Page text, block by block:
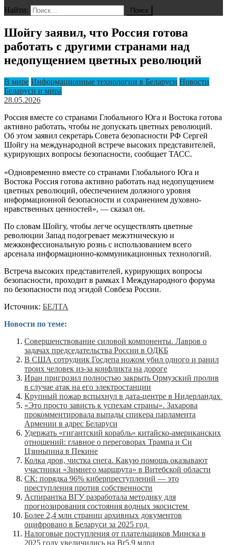
Найти:
Шойгу заявил, что Россия готова
работать с другими странами над
недопущением цветных революций
В мире Информационные технологии в Беларуси Новости
Беларуси и мира
28.05.2026
Россия вместе со странами Глобального Юга и Востока готова
активно работать, чтобы не допускать цветных революций.
Об этом заявил секретарь Совета безопасности РФ Сергей
Шойгу на международной встрече высоких представителей,
курирующих вопросы безопасности, сообщает ТАСС.
«Одновременно вместе со странами Глобального Юга и
Востока Россия готова активно работать над недопущением
цветных революций, обеспечением должного уровня
информационной безопасности и сохранением духовно-
нравственных ценностей», — сказал он.
По словам Шойгу, чтобы легче осуществлять цветные
революции Запад подогревает межэтническую и
межконфессиональную рознь с использованием всего
арсенала информационно-коммуникационных технологий.
Встреча высоких представителей, курирующих вопросы
безопасности, проходит в рамках I Международного форума
по безопасности под эгидой Совбеза России.
Источник: БЕЛТА
Новости по теме:
Совершенствование силовой компоненты. Лавров о
задачах председательства России в ОДКБ
В США сотрудник Госдепа ножом убил одного и ранил
троих человек из-за конфликта на дороге
Иран пригрозил полностью закрыть Ормузский пролив
в случае атак на его электростанции
Крупный пожар вспыхнул в дата-центре в Нидерландах
«Это просто зависть к успехам страны». Захарова
прокомментировала выпады спикера парламента
Армении в адрес Беларуси
Удержать «гигантский корабль» китайско-американских
отношений: главное о переговорах Трампа и Си
Цзиньпина в Пекине
Колка дров, чистка снега. Какую помощь оказывают
участники «Зимнего маршрута» в Витебской области
СК: порядка 96% киберпреступлений — это
преступления против собственности
Аспирантка ВГУ разработала методику для
прогнозирования состояния водных экосистем
Более 2,4 млн страниц архивных документов
оцифровано в Беларуси за 2025 год
Налоговые поступления от плательщиков Минска в
2025 году увеличились на Br5,9 млрд